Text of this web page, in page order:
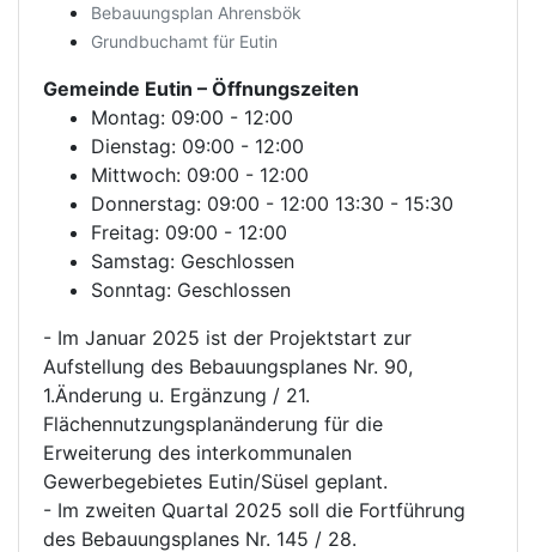
Bebauungsplan Ahrensbök
Grundbuchamt für Eutin
Gemeinde Eutin – Öffnungszeiten
Montag: 09:00 - 12:00
Dienstag: 09:00 - 12:00
Mittwoch: 09:00 - 12:00
Donnerstag: 09:00 - 12:00 13:30 - 15:30
Freitag: 09:00 - 12:00
Samstag: Geschlossen
Sonntag: Geschlossen
- Im Januar 2025 ist der Projektstart zur
Aufstellung des Bebauungsplanes Nr. 90,
1.Änderung u. Ergänzung / 21.
Flächennutzungsplanänderung für die
Erweiterung des interkommunalen
Gewerbegebietes Eutin/Süsel geplant.
- Im zweiten Quartal 2025 soll die Fortführung
des Bebauungsplanes Nr. 145 / 28.